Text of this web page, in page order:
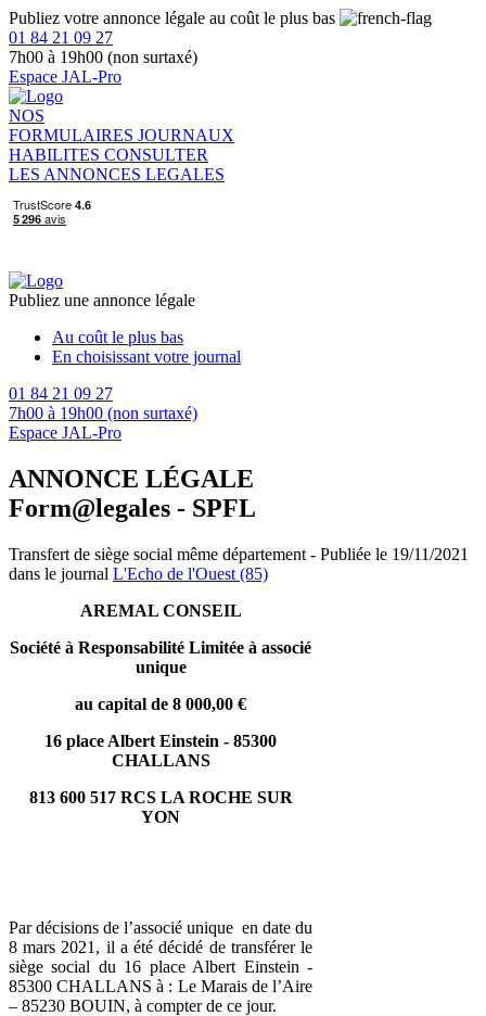
Publiez votre annonce légale au coût le plus bas
01 84 21 09 27
7h00 à 19h00 (non surtaxé)
Espace JAL-Pro
NOS
FORMULAIRES JOURNAUX
HABILITES CONSULTER
LES ANNONCES LEGALES
Publiez une annonce légale
Au coût le plus bas
En choisissant votre journal
01 84 21 09 27
7h00 à 19h00 (non surtaxé)
Espace JAL-Pro
ANNONCE LÉGALE
Form@legales - SPFL
Transfert de siège social même département - Publiée le 19/11/2021
dans le journal L'Echo de l'Ouest (85)
AREMAL CONSEIL
Société à Responsabilité Limitée à associé
unique
au capital de 8 000,00 €
16 place Albert Einstein - 85300
CHALLANS
813 600 517 RCS LA ROCHE SUR
YON
Par décisions de l’associé unique en date du
8 mars 2021, il a été décidé de transférer le
siège social du 16 place Albert Einstein -
85300 CHALLANS à : Le Marais de l’Aire
– 85230 BOUIN, à compter de ce jour.